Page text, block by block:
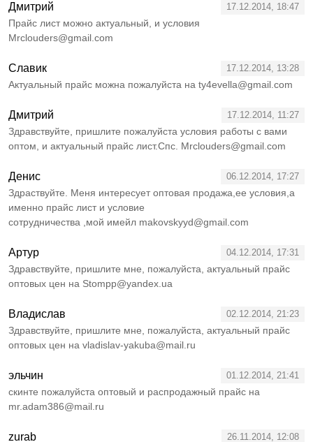
Дмитрий 17.12.2014, 18:47
Прайс лист можно актуальный, и условия
Mrclouders@gmail.com
Славик 17.12.2014, 13:28
Актуальный прайс можна пожалуйста на ty4evella@gmail.com
Дмитрий 17.12.2014, 11:27
Здравствуйте, пришлите пожалуйста условия работы с вами
оптом, и актуальный прайс лист.Спс. Mrclouders@gmail.com
Денис 06.12.2014, 17:27
Здраствуйте. Меня интересует оптовая продажа,ее условия,а
именно прайс лист и условие
сотрудничества ,мой имейл makovskyyd@gmail.com
Артур 04.12.2014, 17:31
Здравствуйте, пришлите мне, пожалуйста, актуальный прайс
оптовых цен на Stompp@yandex.ua
Владислав 02.12.2014, 21:23
Здравствуйте, пришлите мне, пожалуйста, актуальный прайс
оптовых цен на vladislav-yakuba@mail.ru
эльчин 01.12.2014, 21:41
скинте пожалуйста оптовый и распродажный прайс на
mr.adam386@mail.ru
zurab 26.11.2014, 12:08